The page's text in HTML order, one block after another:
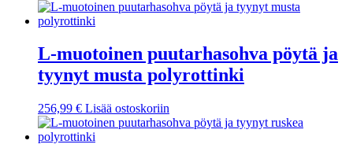
L-muotoinen puutarhasohva pöytä ja
tyynyt musta polyrottinki
256,99 € Lisää ostoskoriin